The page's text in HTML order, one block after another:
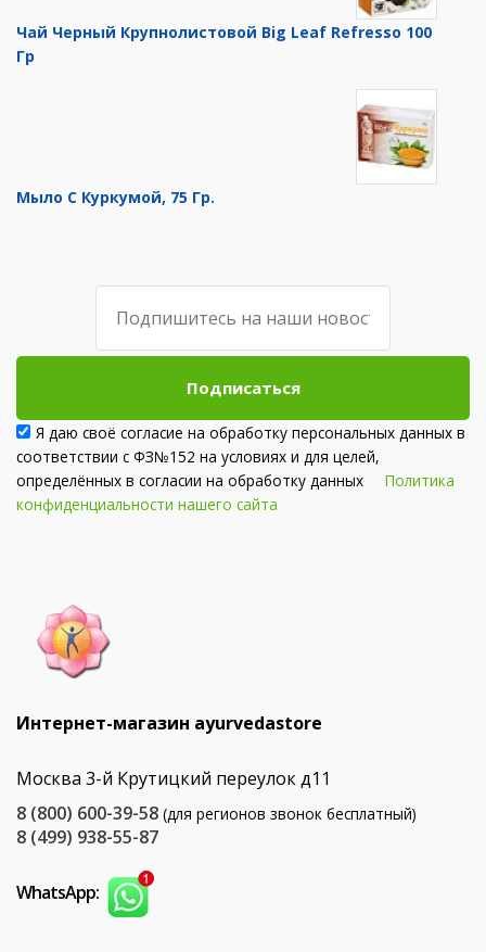
Чай Черный Крупнолистовой Big Leaf Refresso 100
Гр
Мыло С Куркумой, 75 Гр.
Подписаться
Я даю своё согласие на обработку персональных данных в
соответствии с ФЗ№152 на условиях и для целей,
определённых в согласии на обработку данных Политика
конфиденциальности нашего сайта
Интернет-магазин ayurvedastore
Москва 3-й Крутицкий переулок д11
8 (800) 600-39-58 (для регионов звонок бесплатный)
8 (499) 938-55-87
WhatsApp: